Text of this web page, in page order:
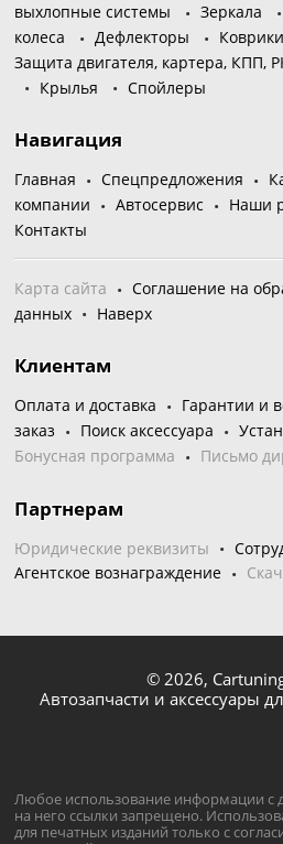
выхлопные системы
Зеркала
колеса
Дефлекторы
Защита двигателя, картера, КПП,
Крылья
Спойлеры
Навигация
Главная Спецпредложения
компании
Автосервис Наши
Контакты
Карта сайта
Соглашение на
данных
Наверх
Клиентам
Оплата и доставка Гарантии и
заказ
Поиск аксессуара
Бонусная программа
Письмо
Партнерам
Юридические реквизиты
Агентское вознаграждение
© 2026,
Автозапчасти и аксессуары
Любое использование информации с
на него ссылки запрещено.
для печатных изданий только с